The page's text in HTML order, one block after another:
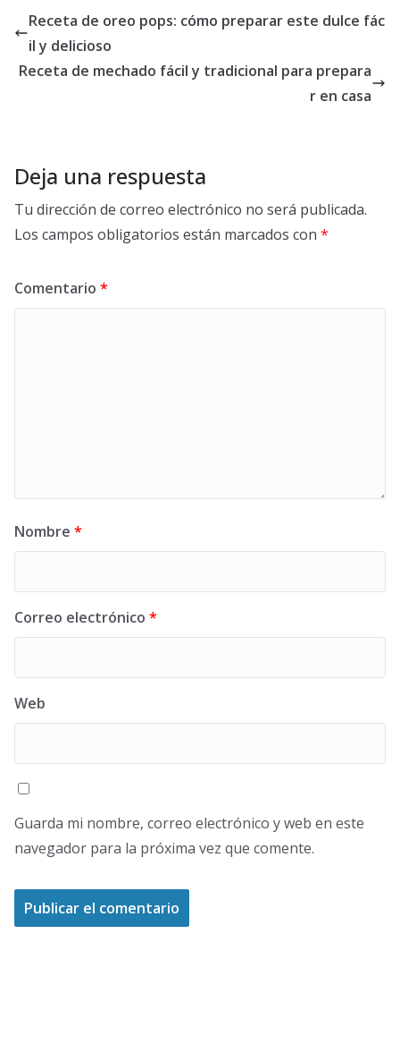
Receta de oreo pops: cómo preparar este dulce fác
il y delicioso
Receta de mechado fácil y tradicional para prepara
r en casa
Deja una respuesta
Tu dirección de correo electrónico no será publicada.
Los campos obligatorios están marcados con *
Comentario *
Nombre *
Correo electrónico *
Web
Guarda mi nombre, correo electrónico y web en este
navegador para la próxima vez que comente.